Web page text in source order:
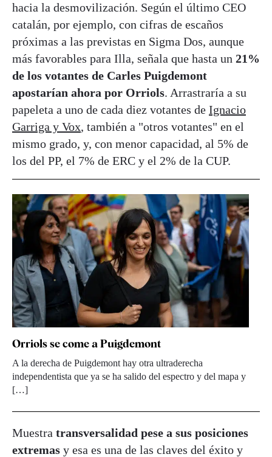
hacia la desmovilización. Según el último CEO
catalán, por ejemplo, con cifras de escaños
próximas a las previstas en Sigma Dos, aunque
más favorables para Illa, señala que hasta un 21%
de los votantes de Carles Puigdemont
apostarían ahora por Orriols. Arrastraría a su
papeleta a uno de cada diez votantes de Ignacio
Garriga y Vox, también a "otros votantes" en el
mismo grado, y, con menor capacidad, al 5% de
los del PP, el 7% de ERC y el 2% de la CUP.
Orriols se come a Puigdemont
A la derecha de Puigdemont hay otra ultraderecha
independentista que ya se ha salido del espectro y del mapa y
[…]
Muestra transversalidad pese a sus posiciones
extremas y esa es una de las claves del éxito y